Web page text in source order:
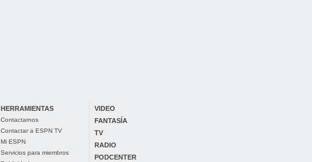
HERRAMIENTAS
Contactarnos
Contactar a ESPN TV
Mi ESPN
Servicios para miembros
VIDEO
FANTASÍA
TV
RADIO
PODCENTER